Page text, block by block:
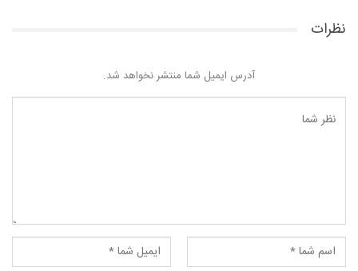
نظرات
آدرس ایمیل شما منتشر نخواهد شد.